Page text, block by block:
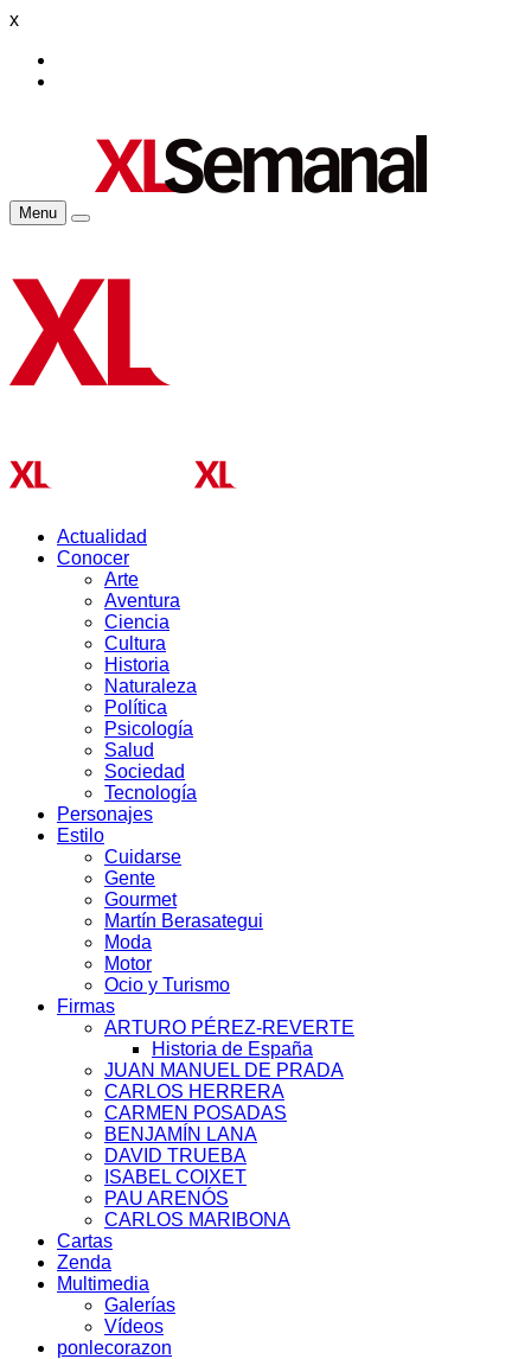
x
Menu
Actualidad
Conocer
Arte
Aventura
Ciencia
Cultura
Historia
Naturaleza
Política
Psicología
Salud
Sociedad
Tecnología
Personajes
Estilo
Cuidarse
Gente
Gourmet
Martín Berasategui
Moda
Motor
Ocio y Turismo
Firmas
ARTURO PÉREZ-REVERTE
Historia de España
JUAN MANUEL DE PRADA
CARLOS HERRERA
CARMEN POSADAS
BENJAMÍN LANA
DAVID TRUEBA
ISABEL COIXET
PAU ARENÓS
CARLOS MARIBONA
Cartas
Zenda
Multimedia
Galerías
Vídeos
ponlecorazon